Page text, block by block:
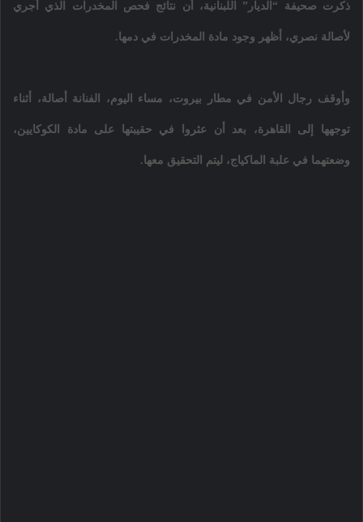
ذكرت صحيفة “الديار” اللبنانية، أن نتائج فحص المخدرات الذي أجري
لأصالة نصري، أظهر وجود مادة المخدرات في دمها.
وأوقف رجال الأمن في مطار بيروت، مساء اليوم، الفنانة أصالة، أثناء
توجهها إلى القاهرة، بعد أن عثروا في حقيبتها على مادة الكوكايين،
وضعتهما في علبة الماكياج، ليتم التحقيق معها.